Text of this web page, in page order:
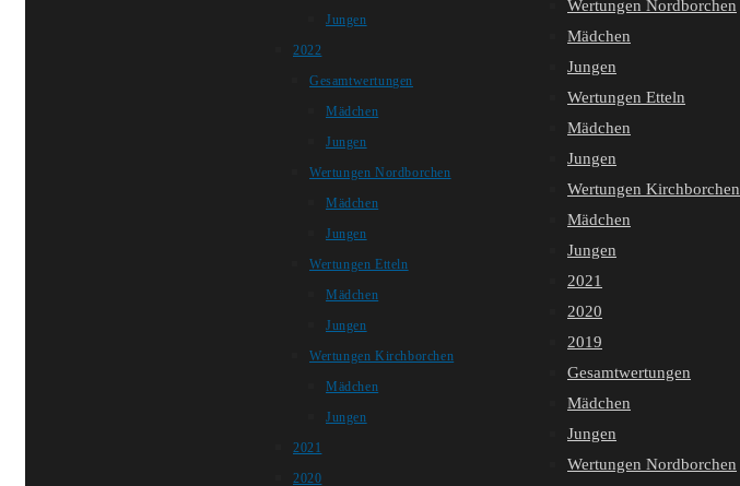
Jungen
2022
Gesamtwertungen
Mädchen
Jungen
Wertungen Nordborchen
Mädchen
Jungen
Wertungen Etteln
Mädchen
Jungen
Wertungen Kirchborchen
Mädchen
Jungen
2021
2020
Wertungen Nordborchen
Mädchen
Jungen
Wertungen Etteln
Mädchen
Jungen
Wertungen Kirchborchen
Mädchen
Jungen
2021
2020
2019
Gesamtwertungen
Mädchen
Jungen
Wertungen Nordborchen